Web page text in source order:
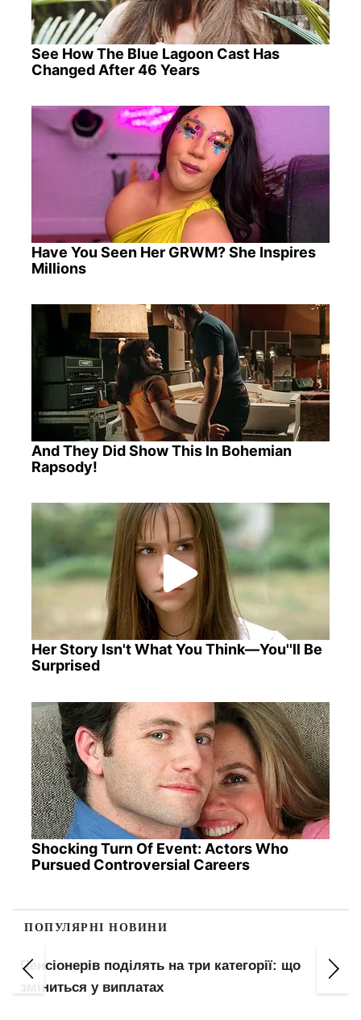
See How The Blue Lagoon Cast Has
Changed After 46 Years
Have You Seen Her GRWM? She Inspires
Millions
And They Did Show This In Bohemian
Rapsody!
Her Story Isn't What You Think—You''ll Be
Surprised
Shocking Turn Of Event: Actors Who
Pursued Controversial Careers
ПОПУЛЯРНІ НОВИНИ
Пенсіонерів поділять на три категорії: що
зміниться у виплатах